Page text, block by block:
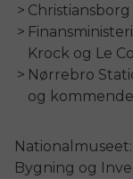
Krock og Le
Nørrebro
og
Bygning og